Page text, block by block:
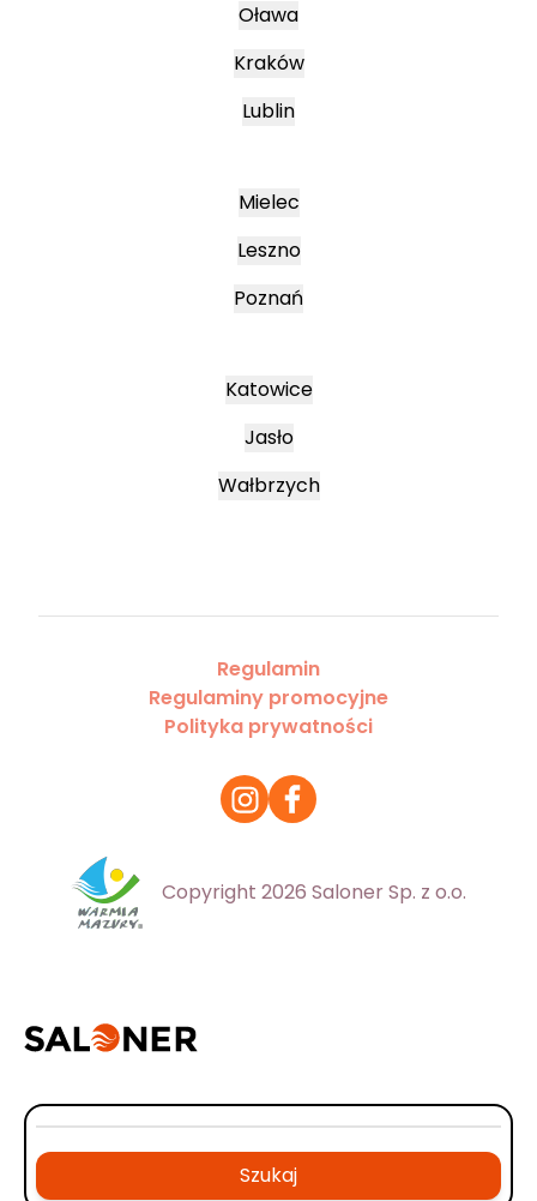
Oława
Kraków
Lublin
Mielec
Leszno
Poznań
Katowice
Jasło
Wałbrzych
Regulamin
Regulaminy promocyjne
Polityka prywatności
Copyright 2026 Saloner Sp. z o.o.
Szukaj